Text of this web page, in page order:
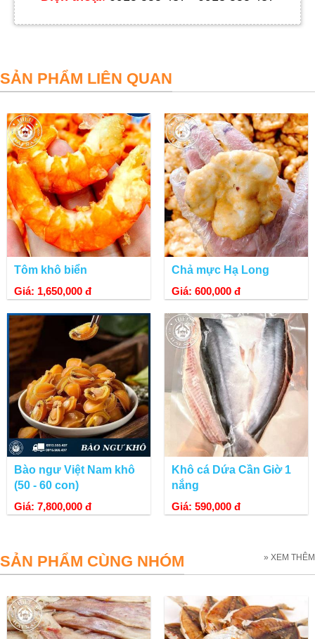
QUY TRÌNH LÀM MỰC KHÔ TẨM GIA VỊ
Mực được làm theo cách truyền thống nên đòi hỏi sự tỉ mỉ và
nhẫn lại cao nhưng vẫn đảm bảo vệ sinh an toàn thực phẩm,
từ những con mực ống khô qua quy trình nướng, cán mỏng
nhiều lần sau đó được ướp với hỗn hợp gia vị (đã được đun
nấu chín) gồm: ớt tươi, muối, đường phèn.
SẢN PHẨM LIÊN QUAN
Tôm khô biển
Giá: 1,650,000 đ
Chả mực Hạ Long
Giá: 600,000 đ
Bào ngư Việt Nam khô
(50 - 60 con)
Giá: 7,800,000 đ
Khô cá Dứa Cần Giờ 1
nắng
Giá: 590,000 đ
SẢN PHẨM CÙNG NHÓM » XEM THÊM